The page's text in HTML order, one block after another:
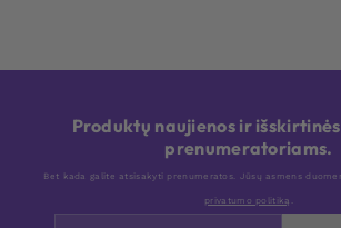
Produktų naujienos ir
prenumeratoriams.
Bet kada galite atsisakyti prenumeratos. Jūsų asmens
privatumo politiką .